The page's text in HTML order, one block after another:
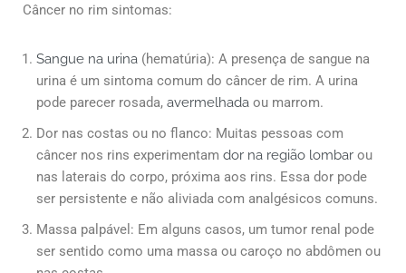
Câncer no rim sintomas:
Sangue na urina (hematúria): A presença de sangue na
urina é um sintoma comum do câncer de rim. A urina
pode parecer rosada, avermelhada ou marrom.
Dor nas costas ou no flanco: Muitas pessoas com
câncer nos rins experimentam dor na região lombar ou
nas laterais do corpo, próxima aos rins. Essa dor pode
ser persistente e não aliviada com analgésicos comuns.
Massa palpável: Em alguns casos, um tumor renal pode
ser sentido como uma massa ou caroço no abdômen ou